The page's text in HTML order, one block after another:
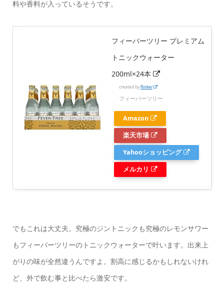
料や香料が入っているそうです。
フィーバーツリー プレミアム
トニックウォーター
200ml×24本
created byRinker
フィーバーツリー
Amazon
楽天市場
Yahooショッピング
メルカリ
でもこれは大丈夫。究極のジントニックも究極のレモンサワー
もフィーバーツリーのトニックウォーターで叶います。出来上
がりの味が全然違うんですよ。割高に感じるかもしれないけれ
ど、外で飲む事と比べたら激安です。